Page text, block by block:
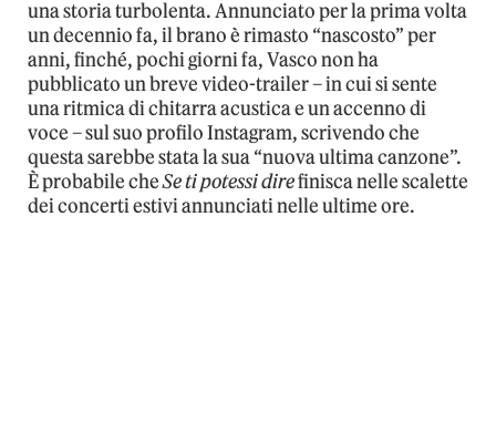
una storia turbolenta. Annunciato per la prima volta
un decennio fa, il brano è rimasto “nascosto” per
anni, finché, pochi giorni fa, Vasco non ha
pubblicato un breve video-trailer – in cui si sente
una ritmica di chitarra acustica e un accenno di
voce – sul suo profilo Instagram, scrivendo che
questa sarebbe stata la sua “nuova ultima canzone”.
È probabile cheSe ti potessi direfinisca nelle scalette
dei concerti estivi annunciati nelle ultime ore.